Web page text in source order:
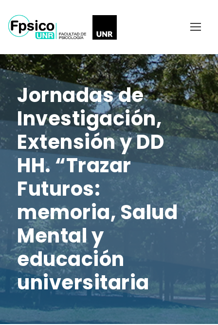
Jornadas de
Investigación,
Extensión y DD
HH. “Trazar
Futuros:
memoria, Salud
Mental y
educación
universitaria